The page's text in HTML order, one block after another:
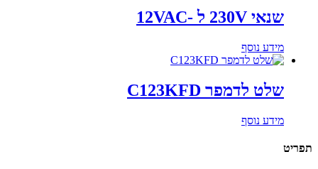
שנאי 230V ל -12VAC
מידע נוסף
שלט לדמפר C123KFD
מידע נוסף
תפריט